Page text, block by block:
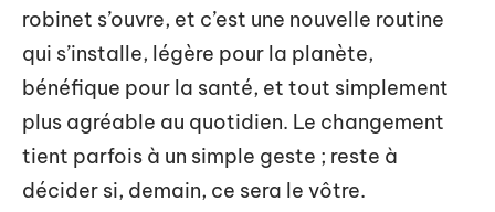
robinet s’ouvre, et c’est une nouvelle routine
qui s’installe, légère pour la planète,
bénéfique pour la santé, et tout simplement
plus agréable au quotidien. Le changement
tient parfois à un simple geste ; reste à
décider si, demain, ce sera le vôtre.